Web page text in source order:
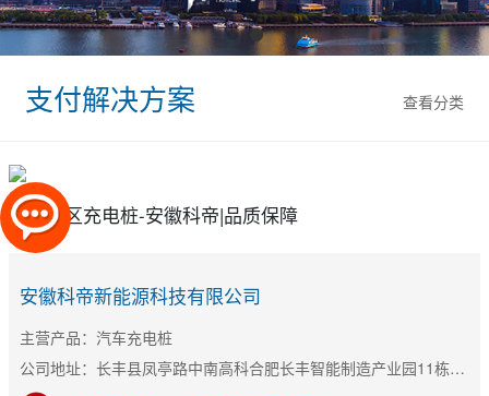
查看分类
支付解决方案
江西社区充电桩-安徽科帝|品质保障
安徽科帝新能源科技有限公司
主营产品：汽车充电桩
公司地址：长丰县凤亭路中南高科合肥长丰智能制造产业园11栋B座